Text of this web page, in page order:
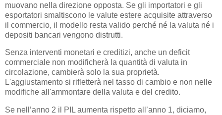
muovano nella direzione opposta. Se gli importatori e gli
esportatori smaltiscono le valute estere acquisite attraverso
il commercio, il modello resta valido perché né la valuta né i
depositi bancari vengono distrutti.
Senza interventi monetari e creditizi, anche un deficit
commerciale non modificherà la quantità di valuta in
circolazione, cambierà solo la sua proprietà.
L'aggiustamento si rifletterà nel tasso di cambio e non nelle
modifiche all'ammontare della valuta e del credito.
Se nell’anno 2 il PIL aumenta rispetto all’anno 1, diciamo,